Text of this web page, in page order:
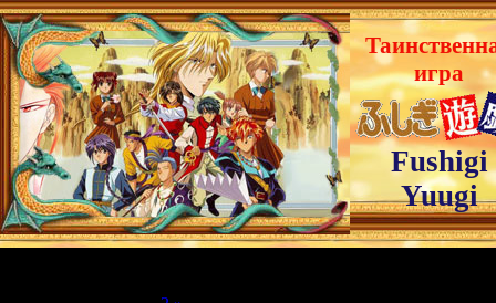
игра
Fushigi
Yuugi